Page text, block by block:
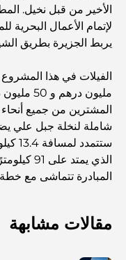
لإتمام الأعمال البحرية
يربط الجزيرة بطريق
مليون
المشترين من جميع
شاملة لنخلة جبل علي
الذي
المبادرة تتماشى مع خطة
مقالات مشابهة